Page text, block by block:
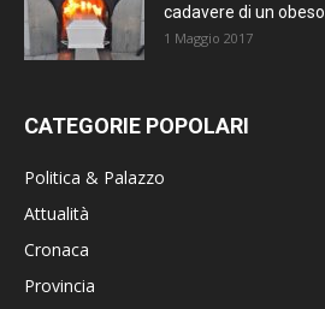
cadavere di un obeso
1 Maggio 2017
CATEGORIE POPOLARI
Politica & Palazzo
Attualità
Cronaca
Provincia